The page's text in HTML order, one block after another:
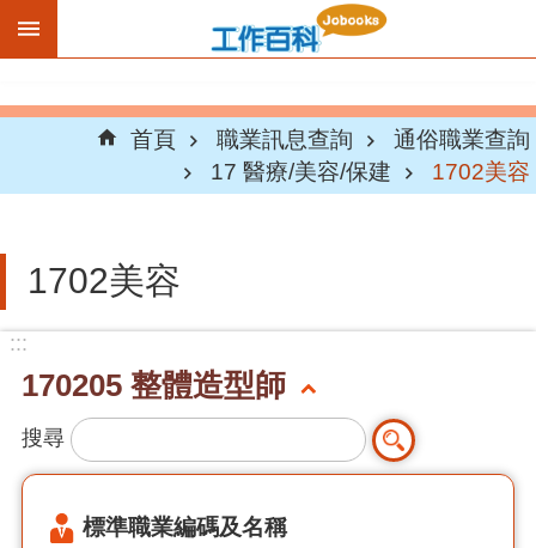
跳到主要內容區塊
首頁 職業訊息查詢
通俗職業查詢
17 醫療/美容/保建
1702美容
1702美容
:::
170205 整體造型師
搜尋
標準職業編碼及名稱